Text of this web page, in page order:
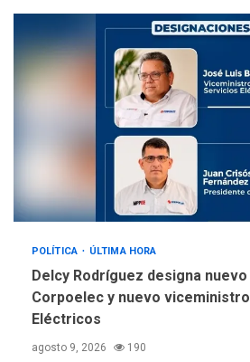
4
llevar a
sanitarios y
problema
REGIONALES
Alcaldía de
Núcleo del
Orquestas
POLÍTICA ÚLTIMA HORA
Delcy Rodríguez designa
Corpoelec y nuevo
Eléctricos
agosto 9, 2026 190